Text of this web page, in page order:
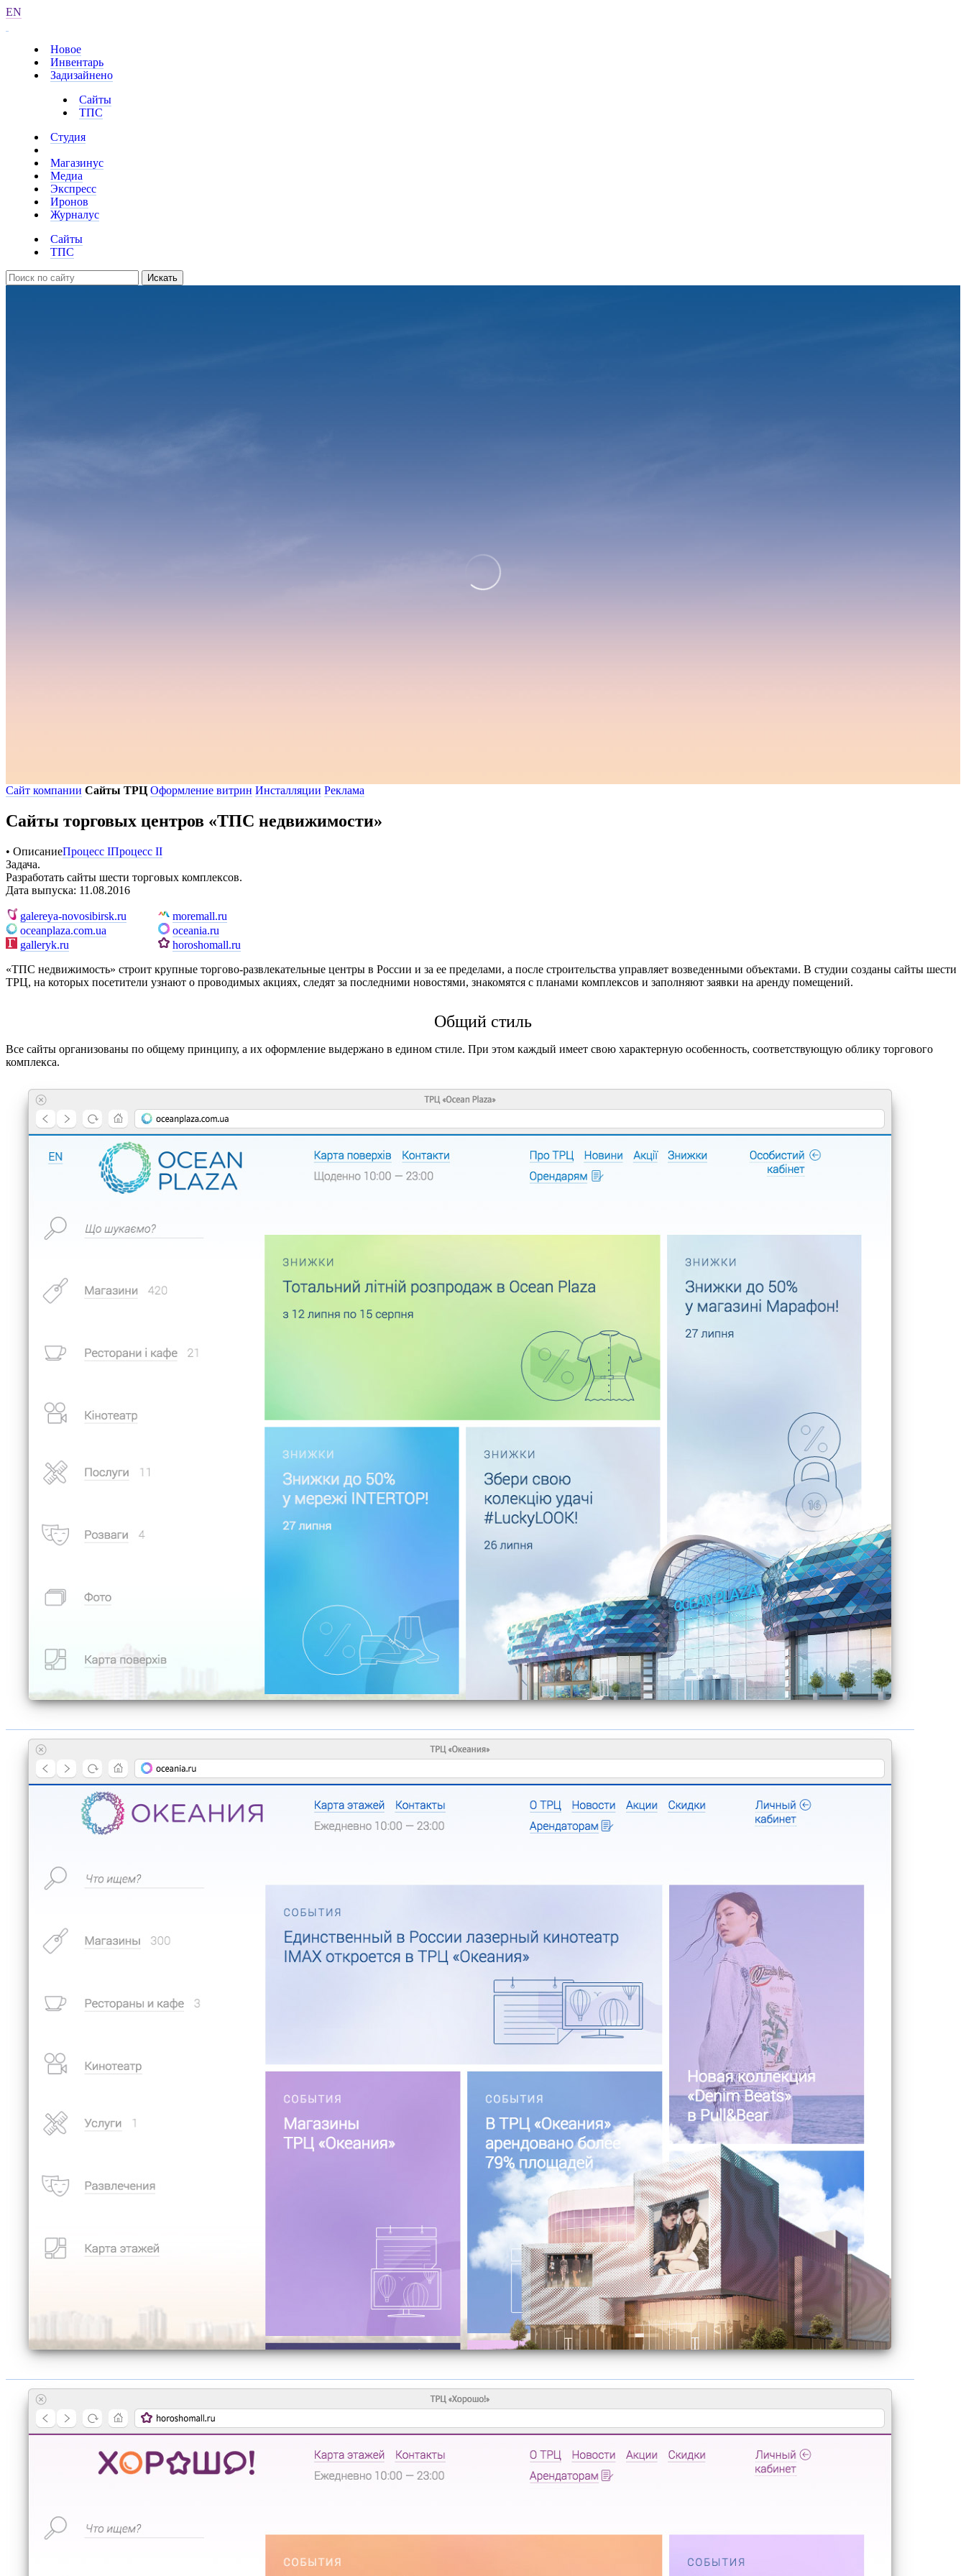
EN
Новое
Инвентарь
Задизайнено
Сайты
ТПС
Студия
Магазинус
Медиа
Экспресс
Иронов
Журналус
Сайты
ТПС
Искать
Сайт компании Сайты ТРЦ Оформление витрин Инсталляции Реклама
Сайты торговых центров «ТПС недвижимости»
• ОписаниеПроцесс IПроцесс II
Задача.
Разработать сайты шести торговых комплексов.
Дата выпуска: 11.08.2016
galereya-novosibirsk.ru
oceanplaza.com.ua
galleryk.ru
moremall.ru
oceania.ru
horoshomall.ru
«ТПС недвижимость» строит крупные торгово-развлекательные центры в России и за ее пределами, а после строительства управляет возведенными объектами. В студии созданы сайты шести
ТРЦ, на которых посетители узнают о проводимых акциях, следят за последними новостями, знакомятся с планами комплексов и заполняют заявки на аренду помещений.
Общий стиль
Все сайты организованы по общему принципу, а их оформление выдержано в едином стиле. При этом каждый имеет свою характерную особенность, соответствующую облику торгового
комплекса.